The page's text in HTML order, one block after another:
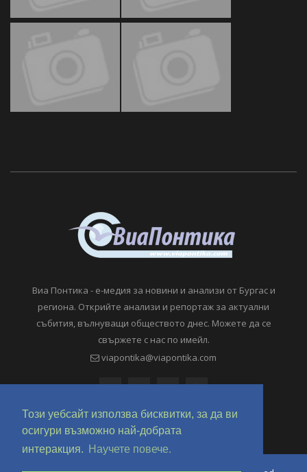
Този уебсайт използва бисквитки, за да ви
осигури възможно най-добрата
интеракция.
Научете повече.
Виа Понтика - е-медия за новини и анализи от Бургас и
региона. Открийте анализи и репортаж за актуални
събития, вълнуващи обществото днес. Можете да се
свържете с нас по имейл.
viapontika@viapontika.com